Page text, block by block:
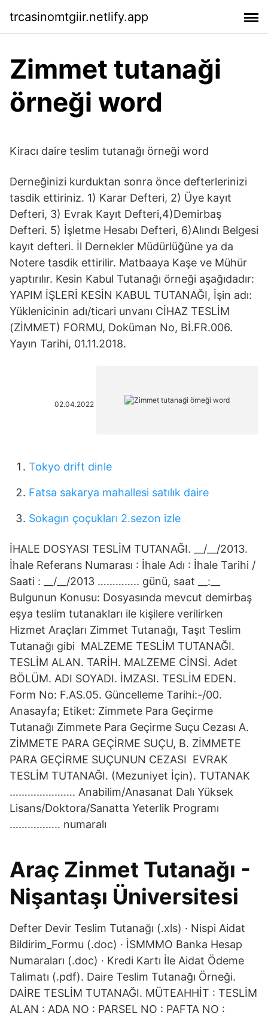
trcasinomtgiir.netlify.app
Zimmet tutanaği
örneği word
Kiracı daire teslim tutanağı örneği word
Derneğinizi kurduktan sonra önce defterlerinizi
tasdik ettiriniz. 1) Karar Defteri, 2) Üye kayıt
Defteri, 3) Evrak Kayıt Defteri,4)Demirbaş
Defteri. 5) İşletme Hesabı Defteri, 6)Alındı Belgesi
kayıt defteri. İl Dernekler Müdürlüğüne ya da
Notere tasdik ettirilir. Matbaaya Kaşe ve Mühür
yaptırılır. Kesin Kabul Tutanağı örneği aşağıdadır:
YAPIM İŞLERİ KESİN KABUL TUTANAĞI, İşin adı:
Yüklenicinin adı/ticari unvanı CİHAZ TESLİM
(ZİMMET) FORMU, Doküman No, Bİ.FR.006.
Yayın Tarihi, 01.11.2018.
02.04.2022
Tokyo drift dinle
Fatsa sakarya mahallesi satılık daire
Sokagın çoçukları 2.sezon izle
İHALE DOSYASI TESLİM TUTANAĞI. __/__/2013.
İhale Referans Numarası : İhale Adı : İhale Tarihi /
Saati : __/__/2013 ………….. günü, saat __:__
Bulgunun Konusu: Dosyasında mevcut demirbaş
eşya teslim tutanakları ile kişilere verilirken
Hizmet Araçları Zimmet Tutanağı, Taşıt Teslim
Tutanağı gibi MALZEME TESLİM TUTANAĞI.
TESLİM ALAN. TARİH. MALZEME CİNSİ. Adet
BÖLÜM. ADI SOYADI. İMZASI. TESLİM EDEN.
Form No: F.AS.05. Güncelleme Tarihi:-/00.
Anasayfa; Etiket: Zimmete Para Geçirme
Tutanağı Zimmete Para Geçirme Suçu Cezası A.
ZİMMETE PARA GEÇİRME SUÇU, B. ZİMMETE
PARA GEÇİRME SUÇUNUN CEZASI EVRAK
TESLİM TUTANAĞI. (Mezuniyet İçin). TUTANAK
…………………. Anabilim/Anasanat Dalı Yüksek
Lisans/Doktora/Sanatta Yeterlik Programı
…………….. numaralı
Araç Zinmet Tutanağı -
Nişantaşı Üniversitesi
Defter Devir Teslim Tutanağı (.xls) · Nispi Aidat
Bildirim_Formu (.doc) · İSMMMO Banka Hesap
Numaraları (.doc) · Kredi Kartı İle Aidat Ödeme
Talimatı (.pdf). Daire Teslim Tutanağı Örneği.
DAİRE TESLİM TUTANAĞI. MÜTEAHHİT : TESLİM
ALAN : ADA NO : PARSEL NO : PAFTA NO :